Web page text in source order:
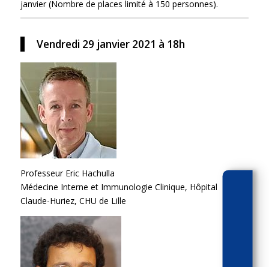
janvier (Nombre de places limité à 150 personnes).
Vendredi 29 janvier 2021 à 18h
Professeur Eric Hachulla
Médecine Interne et Immunologie Clinique, Hôpital
Claude-Huriez, CHU de Lille